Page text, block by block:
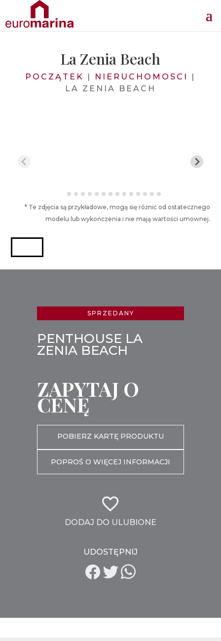
La Zenia Beach
POCZĄTEK | NIERUCHOMOSCI
|
LA ZENIA BEACH
* Te zdjęcia są przykładowe, mogą się różnić od ostatecznego
modelu lub wykończenia i nie mają wartości umownej.
SPRZEDANY
PENTHOUSE LA
ZENIA BEACH
ZAPYTAJ O
CENĘ
POBIERZ KARTĘ PRODUKTU
POPROŚ O WIĘCEJ INFORMACJI
DODAJ DO ULUBIONE
UDOSTĘPNIJ